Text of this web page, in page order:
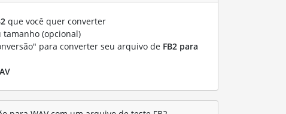
que você quer converter
(opcional)
para converter seu arquivo de FB2 para